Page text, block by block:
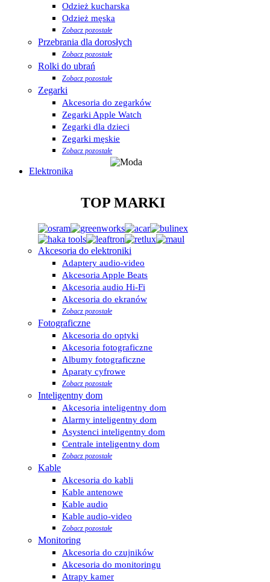
Odzież kucharska
Odzież męska
Zobacz pozostałe
Przebrania dla dorosłych
Zobacz pozostałe
Rolki do ubrań
Zobacz pozostałe
Zegarki
Akcesoria do zegarków
Zegarki Apple Watch
Zegarki dla dzieci
Zegarki męskie
Zobacz pozostałe
Elektronika
TOP MARKI
Akcesoria do elektroniki
Adaptery audio-video
Akcesoria Apple Beats
Akcesoria audio Hi-Fi
Akcesoria do ekranów
Zobacz pozostałe
Fotograficzne
Akcesoria do optyki
Akcesoria fotograficzne
Albumy fotograficzne
Aparaty cyfrowe
Zobacz pozostałe
Inteligentny dom
Akcesoria inteligentny dom
Alarmy inteligentny dom
Asystenci inteligentny dom
Centrale inteligentny dom
Zobacz pozostałe
Kable
Akcesoria do kabli
Kable antenowe
Kable audio
Kable audio-video
Zobacz pozostałe
Monitoring
Akcesoria do czujników
Akcesoria do monitoringu
Atrapy kamer